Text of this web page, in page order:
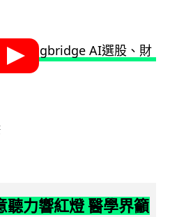
力響紅燈 醫學界籲